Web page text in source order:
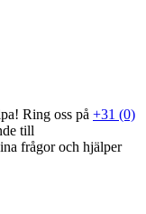
Ring oss på +31 (0)
till
frågor och hjälper